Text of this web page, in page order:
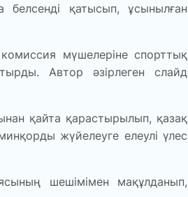
қатысып, ұсынылған
мүшелеріне спорттық
Автор әзірлеген слайд
қайта қарастырылып, қазақ
жүйелеуге елеулі үлес
шешімімен мақұлданып,